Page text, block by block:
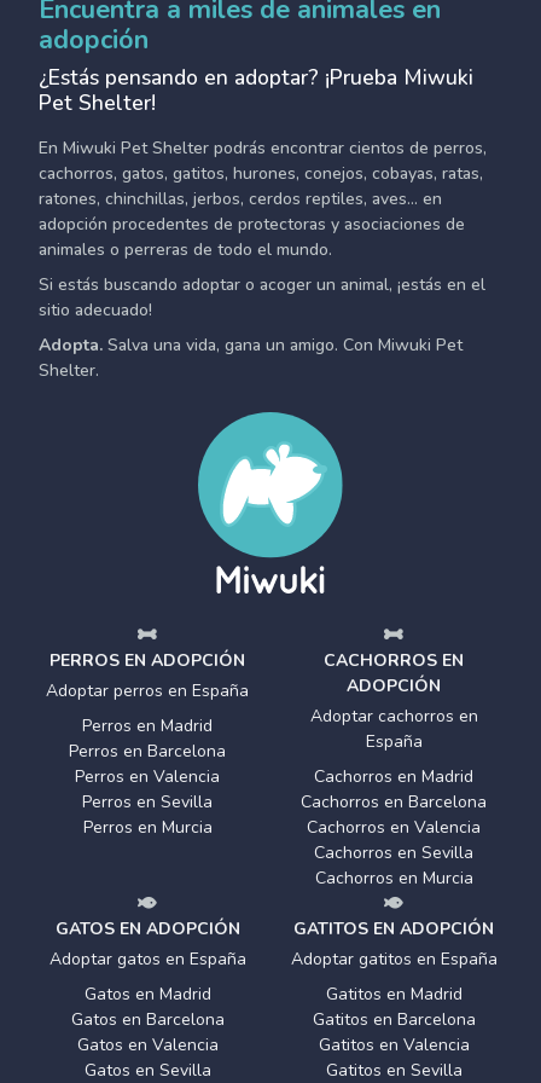
Encuentra a miles de animales en
adopción
¿Estás pensando en adoptar? ¡Prueba Miwuki
Pet Shelter!
En Miwuki Pet Shelter podrás encontrar cientos de perros,
cachorros, gatos, gatitos, hurones, conejos, cobayas, ratas,
ratones, chinchillas, jerbos, cerdos reptiles, aves... en
adopción procedentes de protectoras y asociaciones de
animales o perreras de todo el mundo.
Si estás buscando adoptar o acoger un animal, ¡estás en el
sitio adecuado!
Adopta. Salva una vida, gana un amigo. Con Miwuki Pet
Shelter.
PERROS EN ADOPCIÓN
Adoptar perros en España
Perros en Madrid
Perros en Barcelona
Perros en Valencia
Perros en Sevilla
Perros en Murcia
CACHORROS EN
ADOPCIÓN
Adoptar cachorros en
España
Cachorros en Madrid
Cachorros en Barcelona
Cachorros en Valencia
Cachorros en Sevilla
Cachorros en Murcia
GATOS EN ADOPCIÓN
Adoptar gatos en España
Gatos en Madrid
Gatos en Barcelona
Gatos en Valencia
Gatos en Sevilla
GATITOS EN ADOPCIÓN
Adoptar gatitos en España
Gatitos en Madrid
Gatitos en Barcelona
Gatitos en Valencia
Gatitos en Sevilla